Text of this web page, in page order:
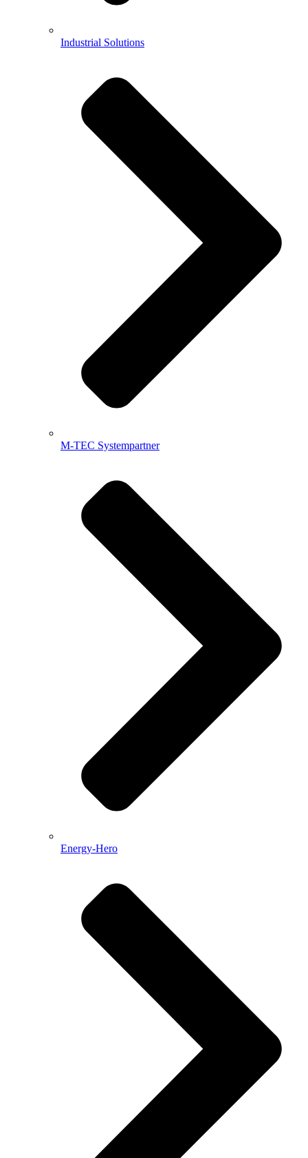
Industrial Solutions
M-TEC Systempartner
Energy-Hero